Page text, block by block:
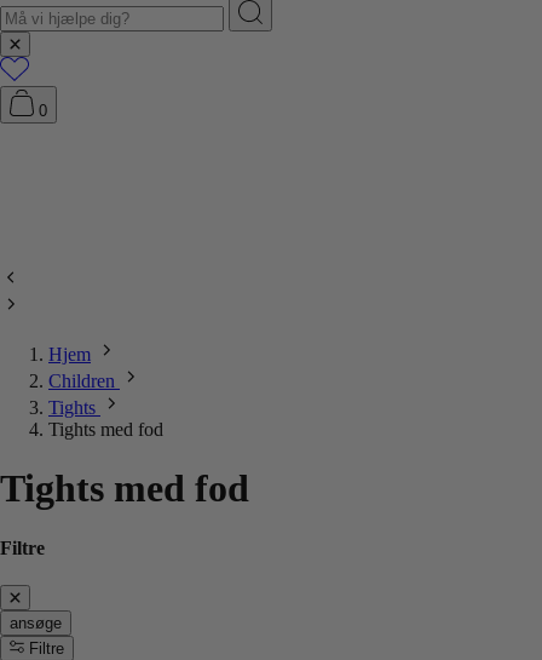
0
Hjem
Children
Tights
Tights med fod
Tights med fod
Filtre
ansøge
Filtre